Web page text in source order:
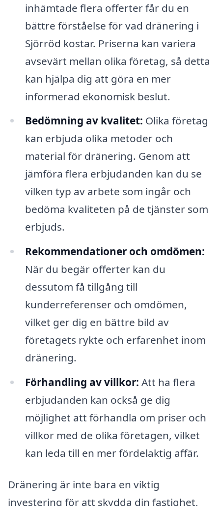
inhämtade flera offerter får du en
bättre förståelse för vad dränering i
Sjörröd kostar. Priserna kan variera
avsevärt mellan olika företag, så detta
kan hjälpa dig att göra en mer
informerad ekonomisk beslut.
Bedömning av kvalitet: Olika företag
kan erbjuda olika metoder och
material för dränering. Genom att
jämföra flera erbjudanden kan du se
vilken typ av arbete som ingår och
bedöma kvaliteten på de tjänster som
erbjuds.
Rekommendationer och omdömen:
När du begär offerter kan du
dessutom få tillgång till
kunderreferenser och omdömen,
vilket ger dig en bättre bild av
företagets rykte och erfarenhet inom
dränering.
Förhandling av villkor: Att ha flera
erbjudanden kan också ge dig
möjlighet att förhandla om priser och
villkor med de olika företagen, vilket
kan leda till en mer fördelaktig affär.
Dränering är inte bara en viktig
investering för att skydda din fastighet,